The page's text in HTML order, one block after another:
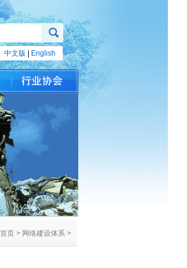
中文版 English
页 > 网络建设体系 >